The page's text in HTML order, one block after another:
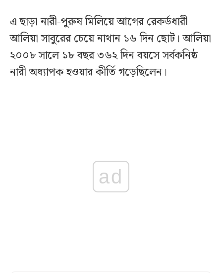
এ ছাড়া নারী-পুরুষ মিলিয়ে আগের রেকর্ডধারী
আলিয়া সাবুরের চেয়ে নাথান ১৬ দিন ছোট। আলিয়া
২০০৮ সালে ১৮ বছর ৩৬২ দিন বয়সে সর্বকনিষ্ঠ
নারী অধ্যাপক হওয়ার কীর্তি গড়েছিলেন।
ad